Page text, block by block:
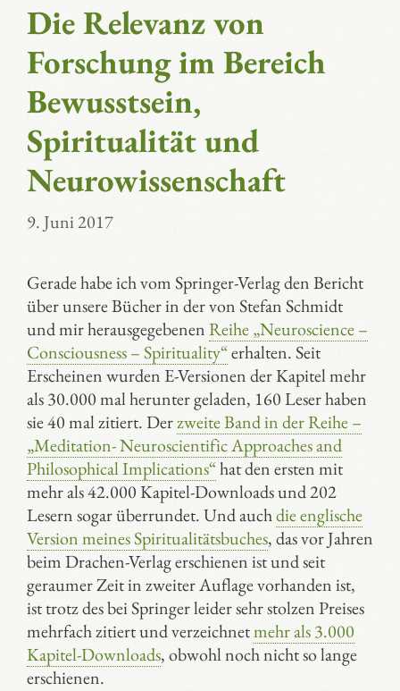
Die Relevanz von
Forschung im Bereich
Bewusstsein,
Spiritualität und
Neurowissenschaft
9. Juni 2017
Gerade habe ich vom Springer-Verlag den Bericht
über unsere Bücher in der von Stefan Schmidt
und mir herausgegebenenReihe „Neuroscience –
Consciousness – Spirituality“erhalten. Seit
Erscheinen wurden E-Versionen der Kapitel mehr
als 30.000 mal herunter geladen, 160 Leser haben
sie 40 mal zitiert. Derzweite Band in der Reihe –
„Meditation- Neuroscientific Approaches and
Philosophical Implications“hat den ersten mit
mehr als 42.000 Kapitel-Downloads und 202
Lesern sogar überrundet. Und auchdie englische
Version meines Spiritualitätsbuches, das vor Jahren
beim Drachen-Verlag erschienen ist und seit
geraumer Zeit in zweiter Auflage vorhanden ist,
ist trotz des bei Springer leider sehr stolzen Preises
mehrfach zitiert und verzeichnetmehr als 3.000
Kapitel-Downloads, obwohl noch nicht so lange
erschienen.